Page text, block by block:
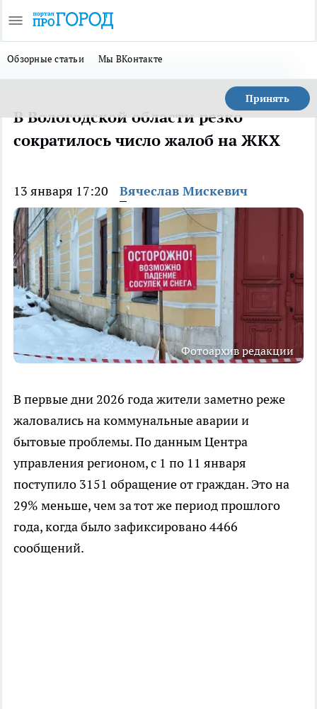
Обзорные статьи Мы ВКонтакте
Принять
В Вологодской области резко
сократилось число жалоб на ЖКХ
13 января 17:20 Вячеслав Мискевич
Фотоархив редакции
В первые дни 2026 года жители заметно реже
жаловались на коммунальные аварии и
бытовые проблемы. По данным Центра
управления регионом, с 1 по 11 января
поступило 3151 обращение от граждан. Это на
29% меньше, чем за тот же период прошлого
года, когда было зафиксировано 4466
сообщений.